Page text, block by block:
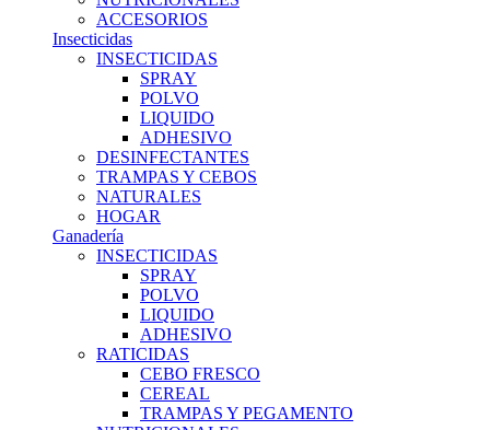
ACCESORIOS
Insecticidas
INSECTICIDAS
SPRAY
POLVO
LIQUIDO
ADHESIVO
DESINFECTANTES
TRAMPAS Y CEBOS
NATURALES
HOGAR
Ganadería
INSECTICIDAS
SPRAY
POLVO
LIQUIDO
ADHESIVO
RATICIDAS
CEBO FRESCO
CEREAL
TRAMPAS Y PEGAMENTO